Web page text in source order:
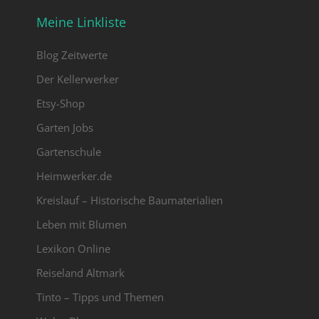
Meine Linkliste
Blog Zeitwerte
Der Kellerwerker
Etsy-Shop
Garten Jobs
Gartenschule
Heimwerker.de
Kreislauf – Historische Baumaterialien
Leben mit Blumen
Lexikon Online
Reiseland Altmark
Tinto – Tipps und Themen